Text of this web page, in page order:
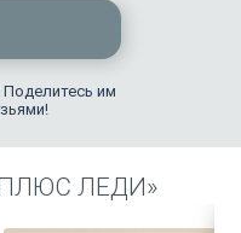
им
ЛЕДИ»